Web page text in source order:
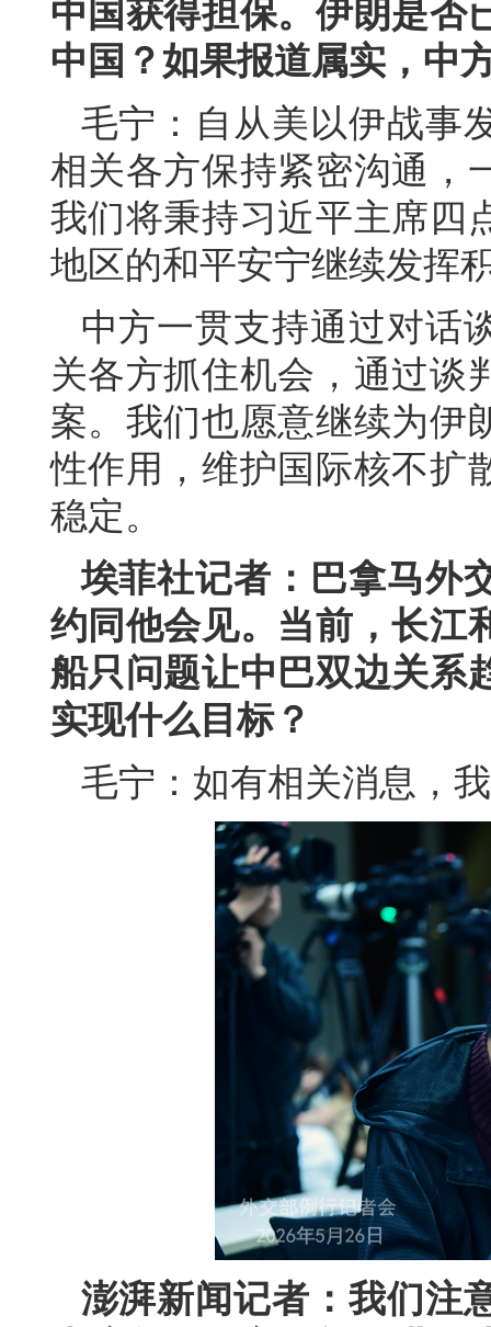
中国获得担保。伊朗是否
中国？如果报道属实，中
毛宁：自从美以伊战事
相关各方保持紧密沟通，
我们将秉持习近平主席四
地区的和平安宁继续发挥
中方一贯支持通过对话
关各方抓住机会，通过谈
案。我们也愿意继续为伊
性作用，维护国际核不扩
稳定。
埃菲社记者：巴拿马外
约同他会见。当前，长江
船只问题让中巴双边关系
实现什么目标？
毛宁：如有相关消息，
澎湃新闻记者：我们注